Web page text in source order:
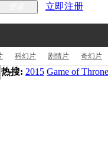
立即注册
科幻片 剧情片 奇幻片
热搜: 2015 Game of